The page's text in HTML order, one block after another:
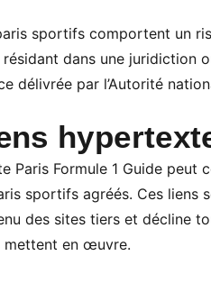
sportifs comportent un
résidant dans une juridiction
délivrée par l’Autorité
Paris Formule 1 Guide
sportifs agréés. Ces liens
des sites tiers et décline
mettent en œuvre.